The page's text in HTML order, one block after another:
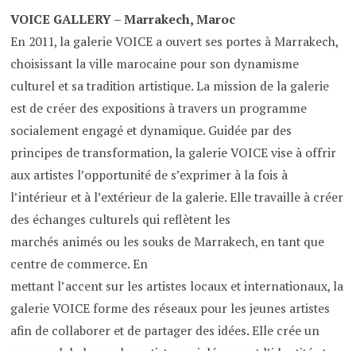
VOICE GALLERY – Marrakech, Maroc
En 2011, la galerie VOICE a ouvert ses portes à Marrakech,
choisissant la ville marocaine pour son dynamisme
culturel et sa tradition artistique. La mission de la galerie
est de créer des expositions à travers un programme
socialement engagé et dynamique. Guidée par des
principes de transformation, la galerie VOICE vise à offrir
aux artistes l’opportunité de s’exprimer à la fois à
l’intérieur et à l’extérieur de la galerie. Elle travaille à créer
des échanges culturels qui reflètent les
marchés animés ou les souks de Marrakech, en tant que
centre de commerce. En
mettant l’accent sur les artistes locaux et internationaux, la
galerie VOICE forme des réseaux pour les jeunes artistes
afin de collaborer et de partager des idées. Elle crée un